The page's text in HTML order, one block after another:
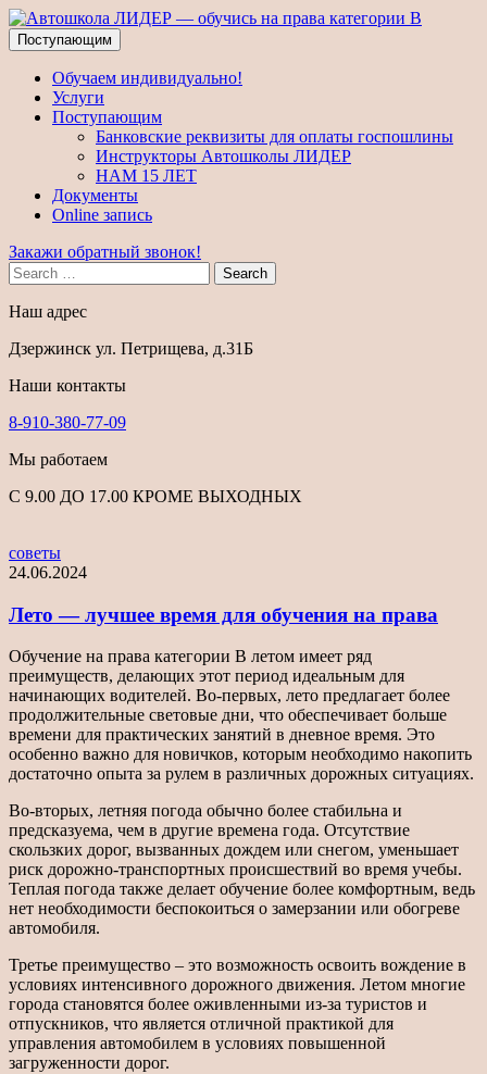
Поступающим
Обучаем индивидуально!
Услуги
Поступающим
Банковские реквизиты для оплаты госпошлины
Инструкторы Автошколы ЛИДЕР
НАМ 15 ЛЕТ
Документы
Online запись
Закажи обратный звонок!
Search
Наш адрес
Дзержинск ул. Петрищева, д.31Б
Наши контакты
8-910-380-77-09
Мы работаем
С 9.00 ДО 17.00 КРОМЕ ВЫХОДНЫХ
советы
24.06.2024
Лето — лучшее время для обучения на права
Обучение на права категории В летом имеет ряд
преимуществ, делающих этот период идеальным для
начинающих водителей. Во-первых, лето предлагает более
продолжительные световые дни, что обеспечивает больше
времени для практических занятий в дневное время. Это
особенно важно для новичков, которым необходимо накопить
достаточно опыта за рулем в различных дорожных ситуациях.
Во-вторых, летняя погода обычно более стабильна и
предсказуема, чем в другие времена года. Отсутствие
скользких дорог, вызванных дождем или снегом, уменьшает
риск дорожно-транспортных происшествий во время учебы.
Теплая погода также делает обучение более комфортным, ведь
нет необходимости беспокоиться о замерзании или обогреве
автомобиля.
Третье преимущество – это возможность освоить вождение в
условиях интенсивного дорожного движения. Летом многие
города становятся более оживленными из-за туристов и
отпускников, что является отличной практикой для
управления автомобилем в условиях повышенной
загруженности дорог.